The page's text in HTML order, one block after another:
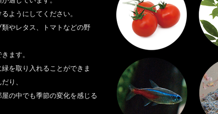
ようにしてください。
やレタス、トマトなどの野
ます。
を取り入れることができま
り、
の中でも季節の変化を感じる